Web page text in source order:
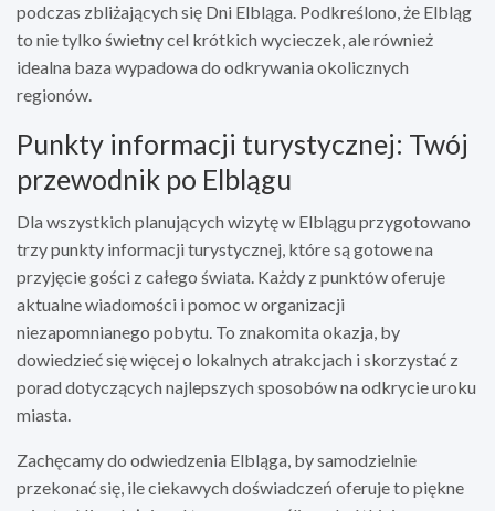
podczas zbliżających się Dni Elbląga. Podkreślono, że Elbląg
to nie tylko świetny cel krótkich wycieczek, ale również
idealna baza wypadowa do odkrywania okolicznych
regionów.
Punkty informacji turystycznej: Twój
przewodnik po Elblągu
Dla wszystkich planujących wizytę w Elblągu przygotowano
trzy punkty informacji turystycznej, które są gotowe na
przyjęcie gości z całego świata. Każdy z punktów oferuje
aktualne wiadomości i pomoc w organizacji
niezapomnianego pobytu. To znakomita okazja, by
dowiedzieć się więcej o lokalnych atrakcjach i skorzystać z
porad dotyczących najlepszych sposobów na odkrycie uroku
miasta.
Zachęcamy do odwiedzenia Elbląga, by samodzielnie
przekonać się, ile ciekawych doświadczeń oferuje to piękne